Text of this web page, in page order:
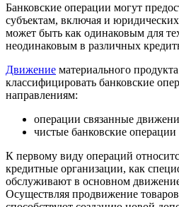
Банковские операции могут
субъектам, включая и
может быть как одинаковым для
неодинаковым в различных
Движение материального
классифицировать банковские
направлениям:
операции связанные
чистые банковские операции
К первому виду операций
кредитные организации, как
обслуживают в основном
Осуществляя продвижение